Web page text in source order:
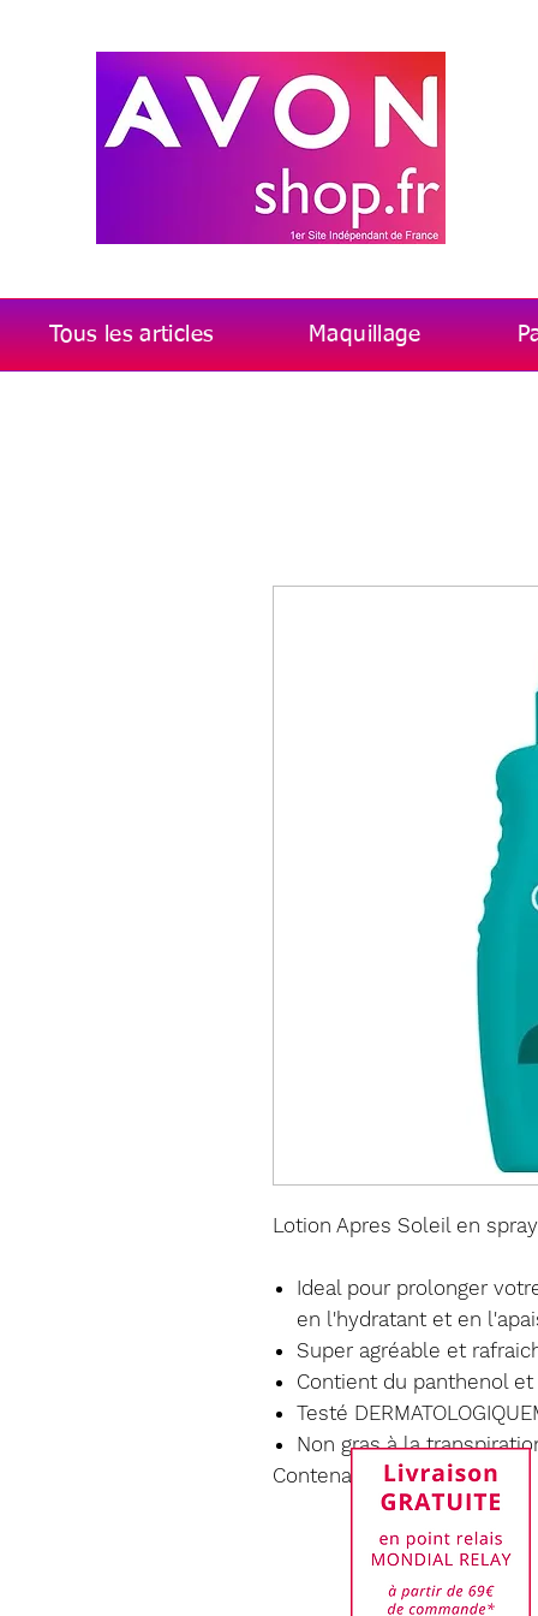
Tous les articles Maquillage
Lotion Apres Soleil en spray
Ideal pour prolonger
en l'hydratant et en
Super agréable et
Contient du panthenol
Testé
Non gras à la
Contenance 150ml